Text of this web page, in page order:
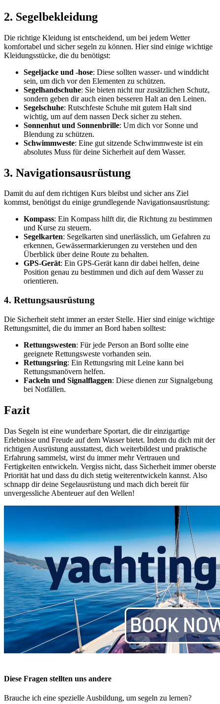
2. Segelbekleidung
Die richtige Kleidung ist entscheidend, um bei jedem Wetter
komfortabel und sicher segeln zu können. Hier sind einige wichtige
Kleidungsstücke, die du benötigst:
Segeljacke und -hose: Diese sollten wasser- und winddicht
sein, um dich vor den Elementen zu schützen.
Segelhandschuhe: Sie bieten nicht nur zusätzlichen Schutz,
sondern geben dir auch einen besseren Halt an den Leinen.
Segelschuhe: Rutschfeste Schuhe mit gutem Halt sind
wichtig, um auf dem nassen Deck sicher zu stehen.
Sonnenhut und Sonnenbrille: Um dich vor Sonne und
Blendung zu schützen.
Schwimmweste: Eine gut sitzende Schwimmweste ist ein
absolutes Muss für deine Sicherheit auf dem Wasser.
3. Navigationsausrüstung
Damit du auf dem richtigen Kurs bleibst und sicher ans Ziel
kommst, benötigst du einige grundlegende Navigationsausrüstung:
Kompass: Ein Kompass hilft dir, die Richtung zu bestimmen
und Kurse zu steuern.
Segelkarten: Segelkarten sind unerlässlich, um Gefahren zu
erkennen, Gewässermarkierungen zu verstehen und den
Überblick über deine Route zu behalten.
GPS-Gerät: Ein GPS-Gerät kann dir dabei helfen, deine
Position genau zu bestimmen und dich auf dem Wasser zu
orientieren.
4. Rettungsausrüstung
Die Sicherheit steht immer an erster Stelle. Hier sind einige wichtige
Rettungsmittel, die du immer an Bord haben solltest:
Rettungswesten: Für jede Person an Bord sollte eine
geeignete Rettungsweste vorhanden sein.
Rettungsring: Ein Rettungsring mit Leine kann bei
Rettungsmanövern helfen.
Fackeln und Signalflaggen: Diese dienen zur Signalgebung
bei Notfällen.
Fazit
Das Segeln ist eine wunderbare Sportart, die dir einzigartige
Erlebnisse und Freude auf dem Wasser bietet. Indem du dich mit der
richtigen Ausrüstung ausstattest, dich weiterbildest und praktische
Erfahrung sammelst, wirst du immer mehr Vertrauen und
Fertigkeiten entwickeln. Vergiss nicht, dass Sicherheit immer oberste
Priorität hat und dass du dich stetig weiterentwickeln kannst. Also
schnapp dir deine Segelausrüstung und mach dich bereit für
unvergessliche Abenteuer auf den Wellen!
Diese Fragen stellten uns andere
Brauche ich eine spezielle Ausbildung, um segeln zu lernen?